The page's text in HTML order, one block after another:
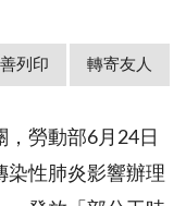
列印 轉寄友人
，勞動部6月 24 日
染性肺炎影響辦理